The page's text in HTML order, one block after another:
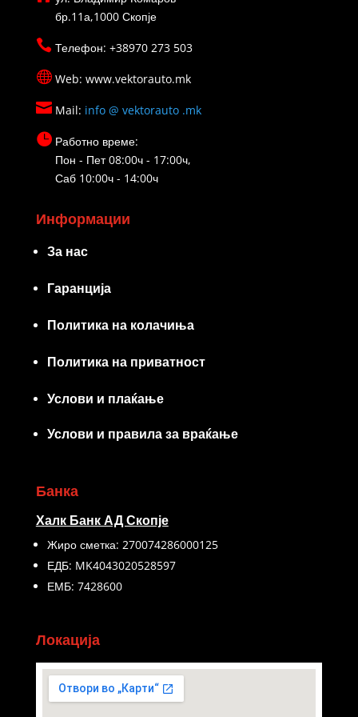
бр.11а,1000 Скопје
Телефон: +38970 273 503
Web: www.vektorauto.mk
Mail: info @ vektorauto .mk
Работно време:
Пон - Пет 08:00ч - 17:00ч,
Саб 10:00ч - 14:00ч
Информации
За нас
Гаранција
Политика на колачиња
Политика на приватност
Услови и плаќање
Услови и правила за враќање
Банка
Халк Банк АД Скопје
Жиро сметка: 270074286000125
ЕДБ: MK4043020528597
ЕМБ: 7428600
Локација